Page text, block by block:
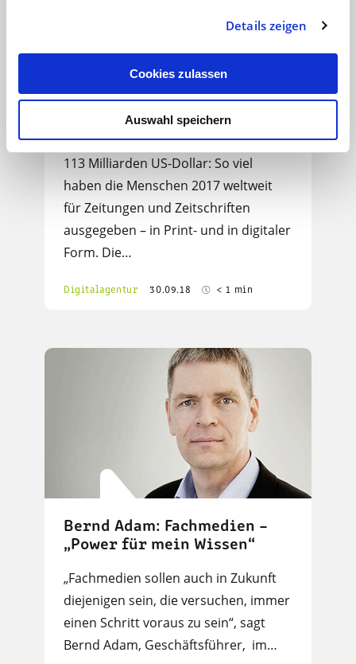
Details zeigen
Cookies zulassen
Auswahl speichern
Bezahlcontent unter der Lupe
113 Milliarden US-Dollar: So viel
haben die Menschen 2017 weltweit
für Zeitungen und Zeitschriften
ausgegeben – in Print- und in digitaler
Form. Die…
Digitalagentur 30.09.18 < 1 min
Bernd Adam: Fachmedien –
„Power für mein Wissen“
„Fachmedien sollen auch in Zukunft
diejenigen sein, die versuchen, immer
einen Schritt voraus zu sein“, sagt
Bernd Adam, Geschäftsführer, im…